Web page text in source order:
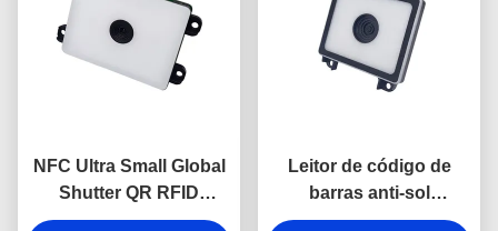
NFC Ultra Small Global
Shutter QR RFID
Reader Module para
Leitor de código de
barras anti-sol
13.56MHz NFC QR RFID